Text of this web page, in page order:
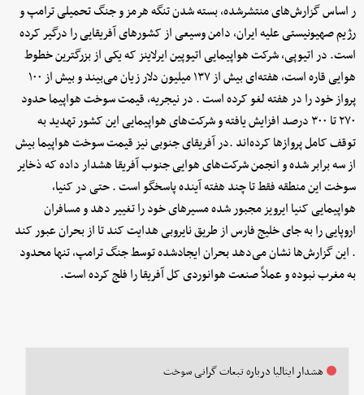
ر اساس گزارش‌های منتشرشده، بسته شدن تنگه هرمز و جنگ تحمیلی ترامپ و
رژیم صهیونیستی علیه ایران، دامن وسیعی از کشورهای آفریقایی را درگیر کرده
است. در اتیوپی، شرکت هواپیمایی اتیوپین ایرلاینز که یکی از بزرگترین خطوط
هوایی قاره است، هفته‌ای بیش از ۱۳۷ میلیون دلار زیان می‌بیند و بیش از ۱۰۰
پرواز خود را در هفته لغو کرده است . در نیجریه، قیمت سوخت هواپیما حدود
۲۷۰ تا ۳۰۰ درصد افزایش یافته و شرکت‌های هواپیمایی این کشور تهدید به
توقف کامل پروازها کرده‌اند .در آفریقای جنوبی نیز قیمت سوخت هواپیما بیش
از سه برابر شده و انجمن شرکت‌های هوایی جنوب آفریقا هشدار داده که ذخایر
سوخت این منطقه فقط تا چند هفته آینده پاسخگو است . حتی در کنیا،
هواپیمایی کنیا ایرویز مجبور شده مسیرهای خود را تغییر دهد و مسافران
اروپایی را به جای خلیج فارس از طریق نایروبی هدایت کند تا از بحران عبور کند
. این گزارش‌ها نشان می‌دهد بحران ایجادشده توسط جنگ ترامپ، تنها محدود
به مغرب نبوده و عملاً صنعت هوانوردی کل آفریقا را فلج کرده است.
هشدار ایتالیا درباره تبعات گرانی سوخت